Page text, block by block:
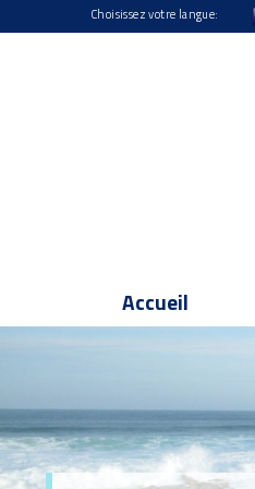
Choisissez votre langue:
Accueil